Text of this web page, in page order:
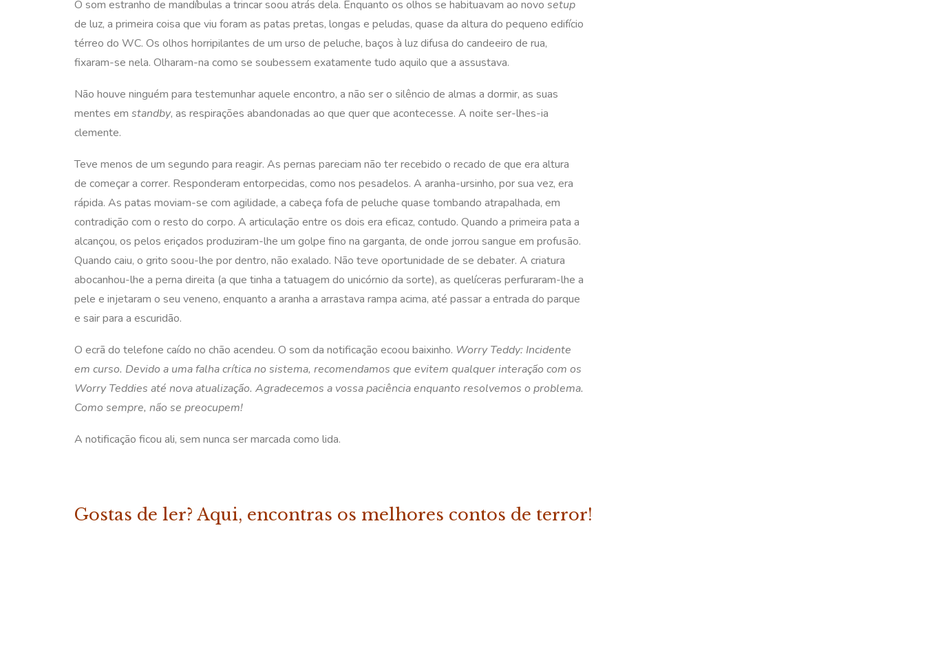
O som estranho de mandíbulas a trincar soou atrás dela. Enquanto os olhos se habituavam ao novo setup
de luz, a primeira coisa que viu foram as patas pretas, longas e peludas, quase da altura do pequeno edifício
térreo do WC. Os olhos horripilantes de um urso de peluche, baços à luz difusa do candeeiro de rua,
fixaram-se nela. Olharam-na como se soubessem exatamente tudo aquilo que a assustava.
Não houve ninguém para testemunhar aquele encontro, a não ser o silêncio de almas a dormir, as suas
mentes em standby, as respirações abandonadas ao que quer que acontecesse. A noite ser-lhes-ia
clemente.
Teve menos de um segundo para reagir. As pernas pareciam não ter recebido o recado de que era altura
de começar a correr. Responderam entorpecidas, como nos pesadelos. A aranha-ursinho, por sua vez, era
rápida. As patas moviam-se com agilidade, a cabeça fofa de peluche quase tombando atrapalhada, em
contradição com o resto do corpo. A articulação entre os dois era eficaz, contudo. Quando a primeira pata a
alcançou, os pelos eriçados produziram-lhe um golpe fino na garganta, de onde jorrou sangue em profusão.
Quando caiu, o grito soou-lhe por dentro, não exalado. Não teve oportunidade de se debater. A criatura
abocanhou-lhe a perna direita (a que tinha a tatuagem do unicórnio da sorte), as quelíceras perfuraram-lhe a
pele e injetaram o seu veneno, enquanto a aranha a arrastava rampa acima, até passar a entrada do parque
e sair para a escuridão.
O ecrã do telefone caído no chão acendeu. O som da notificação ecoou baixinho. Worry Teddy: Incidente
em curso. Devido a uma falha crítica no sistema, recomendamos que evitem qualquer interação com os
Worry Teddies até nova atualização. Agradecemos a vossa paciência enquanto resolvemos o problema.
Como sempre, não se preocupem!
A notificação ficou ali, sem nunca ser marcada como lida.
Gostas de ler? Aqui, encontras os melhores contos de terror!